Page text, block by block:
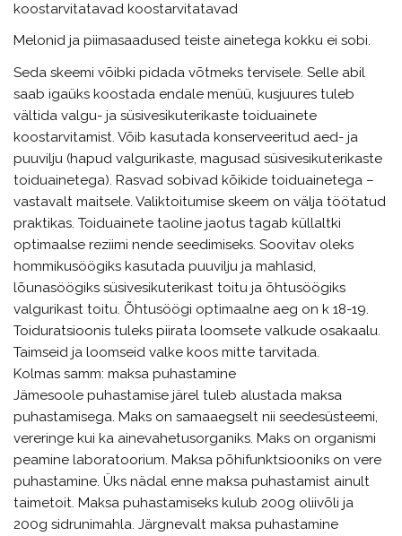
koostarvitatavad koostarvitatavad
Melonid ja piimasaadused teiste ainetega kokku ei sobi.
Seda skeemi võibki pidada võtmeks tervisele. Selle abil
saab igaüks koostada endale menüü, kusjuures tuleb
vältida valgu- ja süsivesikuterikaste toiduainete
koostarvitamist. Võib kasutada konserveeritud aed- ja
puuvilju (hapud valgurikaste, magusad süsivesikuterikaste
toiduainetega). Rasvad sobivad kõikide toiduainetega –
vastavalt maitsele. Valiktoitumise skeem on välja töötatud
praktikas. Toiduainete taoline jaotus tagab küllaltki
optimaalse reziimi nende seedimiseks. Soovitav oleks
hommikusöögiks kasutada puuvilju ja mahlasid,
lõunasöögiks süsivesikuterikast toitu ja õhtusöögiks
valgurikast toitu. Õhtusöögi optimaalne aeg on k 18-19.
Toiduratsioonis tuleks piirata loomsete valkude osakaalu.
Taimseid ja loomseid valke koos mitte tarvitada.
Kolmas samm: maksa puhastamine
Jämesoole puhastamise järel tuleb alustada maksa
puhastamisega. Maks on samaaegselt nii seedesüsteemi,
vereringe kui ka ainevahetusorganiks. Maks on organismi
peamine laboratoorium. Maksa põhifunktsiooniks on vere
puhastamine. Üks nädal enne maksa puhastamist ainult
taimetoit. Maksa puhastamiseks kulub 200g oliivõli ja
200g sidrunimahla. Järgnevalt maksa puhastamine